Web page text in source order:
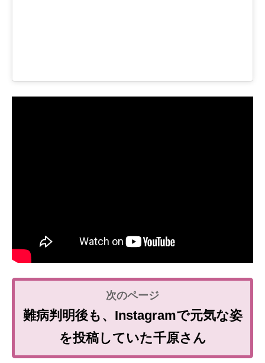
難病判明後も、Instagramで元気な姿
を投稿していた千原さん